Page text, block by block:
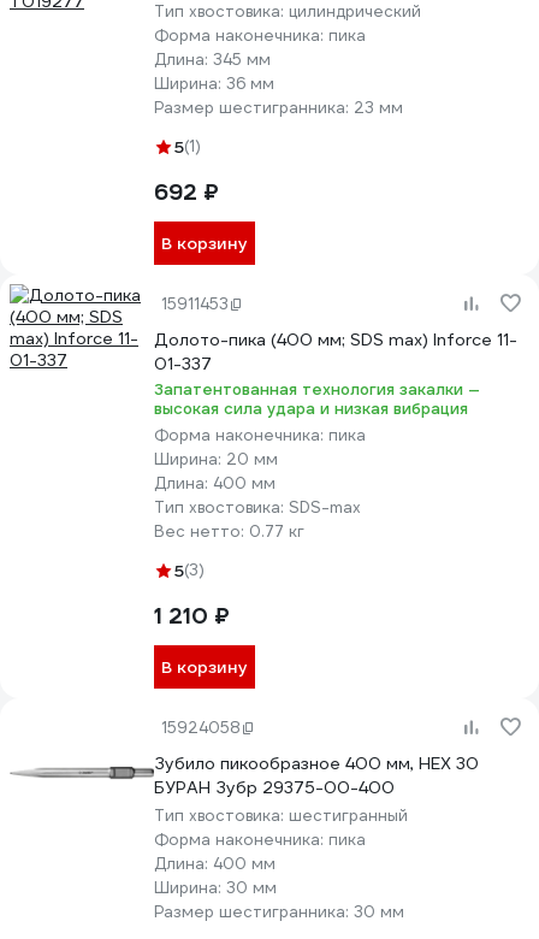
Тип хвостовика: цилиндрический
Форма наконечника: пика
Длина: 345 мм
Ширина: 36 мм
Размер шестигранника: 23 мм
5(1)
692 ₽
В корзину
15911453
Долото-пика (400 мм; SDS max) Inforce 11-
01-337
Запатентованная технология закалки —
высокая сила удара и низкая вибрация
Форма наконечника: пика
Ширина: 20 мм
Длина: 400 мм
Тип хвостовика: SDS-max
Вес нетто: 0.77 кг
5(3)
1 210 ₽
В корзину
15924058
Зубило пикообразное 400 мм, HEX 30
БУРАН Зубр 29375-00-400
Тип хвостовика: шестигранный
Форма наконечника: пика
Длина: 400 мм
Ширина: 30 мм
Размер шестигранника: 30 мм